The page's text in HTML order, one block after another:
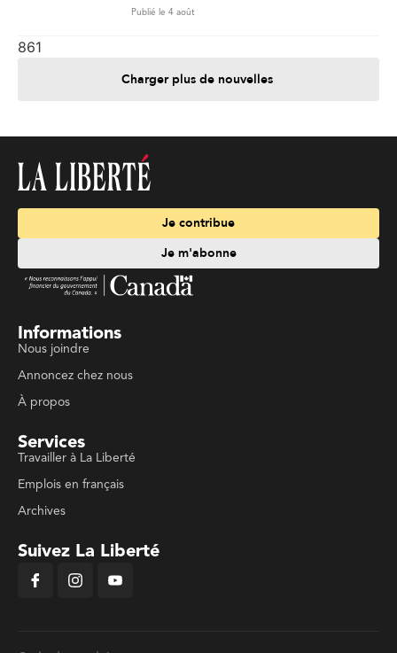
Publié le 4 août
861
Charger plus de nouvelles
Je contribue
Je m'abonne
Informations
Nous joindre
Annoncez chez nous
À propos
Services
Travailler à La Liberté
Emplois en français
Archives
Suivez La Liberté